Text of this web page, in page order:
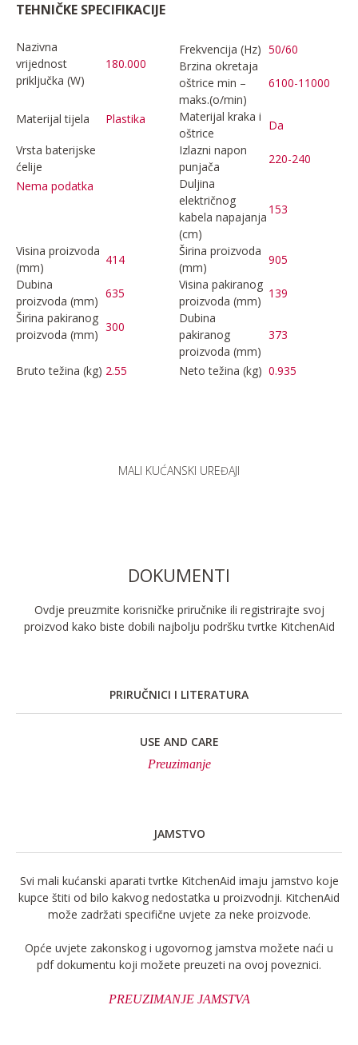
TEHNIČKE SPECIFIKACIJE
Nazivna
vrijednost
priključka (W)
180.000
Frekvencija (Hz) 50/60
Brzina okretaja
oštrice min –
maks.(o/min)
6100-11000
Materijal tijela Plastika
Materijal kraka i
oštrice
Da
Vrsta baterijske
ćelije
Nema podatka
Izlazni napon
punjača
220-240
Duljina
električnog
kabela napajanja
(cm)
153
Visina proizvoda
(mm)
414
Širina proizvoda
(mm)
905
Dubina
proizvoda (mm)
635
Visina pakiranog
proizvoda (mm)
139
Širina pakiranog
proizvoda (mm)
300
Dubina
pakiranog
proizvoda (mm)
373
Bruto težina (kg) 2.55 Neto težina (kg) 0.935
MALI KUĆANSKI UREĐAJI
DOKUMENTI
Ovdje preuzmite korisničke priručnike ili registrirajte svoj
proizvod kako biste dobili najbolju podršku tvrtke KitchenAid
PRIRUČNICI I LITERATURA
USE AND CARE
Preuzimanje
JAMSTVO
Svi mali kućanski aparati tvrtke KitchenAid imaju jamstvo koje
kupce štiti od bilo kakvog nedostatka u proizvodnji. KitchenAid
može zadržati specifične uvjete za neke proizvode.
Opće uvjete zakonskog i ugovornog jamstva možete naći u
pdf dokumentu koji možete preuzeti na ovoj poveznici.
PREUZIMANJE JAMSTVA